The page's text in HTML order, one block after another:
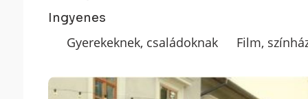
Ingyenes
Gyerekeknek, családoknak Film,